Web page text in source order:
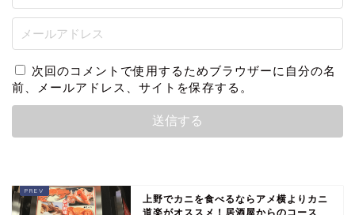
次回のコメントで使用するためブラウザーに自分の名
前、メールアドレス、サイトを保存する。
上野でカニを食べるならアメ横よりカニ